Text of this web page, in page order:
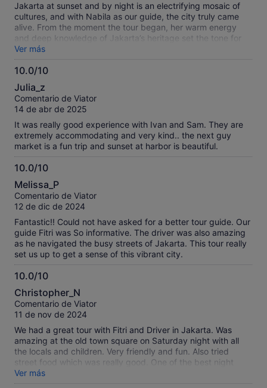
Jakarta at sunset and by night is an electrifying mosaic of
cultures, and with Nabila as our guide, the city truly came
alive. From the moment the tour began, her warm energy
and deep knowledge of Jakarta’s heritage set the tone for
an unforgettable experience. Nabila seamlessly blended
history, local legends, and personal anecdotes, painting vivid
pictures of Jakarta’s past and present. As we strolled
she highlighted the cultural influences, Indonesian, Dutch,
Chinese, and Middle Eastern, that make the city feel like a
living tapestry. Sunset over the mosque was breathtaking,
and Nabila knew the perfect vantage point. As the city lights
flickered on, she whisked us to hidden culinary gems and
vibrant night spots, offering tastes and sounds only locals
know. Her thoughtful pacing and sincere care for every
participant made everyone feel like part of the story. 🌙 Final
sightseeing but a soulful dive into the heart of Jakarta, this
tour is it. Nabila doesn’t just show you the city—she makes
you fall in love with it.
Ver más
10.0/10
10.0
sobre
10
Julia_z
Comentario de Viator
14 de abr de 2025
It was really good experience with Ivan and Sam. They are
extremely accommodating and very kind.. the next guy
market is a fun trip and sunset at harbor is beautiful.
10.0/10
10.0
sobre
10
Melissa_P
Comentario de Viator
12 de dic de 2024
Fantastic!! Could not have asked for a better tour guide. Our
guide Fitri was So informative. The driver was also amazing
as he navigated the busy streets of Jakarta. This tour really
set us up to get a sense of this vibrant city.
10.0/10
10.0
sobre
10
Christopher_N
Comentario de Viator
11 de nov de 2024
We had a great tour with Fitri and Driver in Jakarta. Was
amazing at the old town square on Saturday night with all
the locals and children. Very friendly and fun. Also tried
street food which was really good. One of the best night
tours we have had.
Ver más